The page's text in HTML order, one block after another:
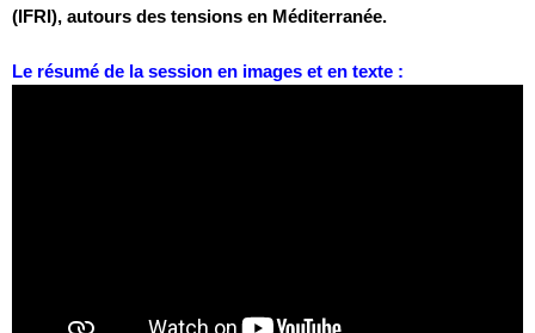
(IFRI), autours des tensions en Méditerranée.
Le résumé de la session en images et en texte :